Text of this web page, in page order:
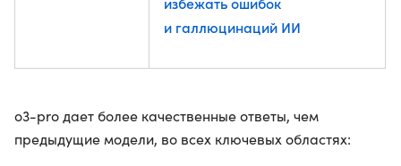
и галлюцинаций ИИ
o3-pro дает более качественные ответы, чем
предыдущие модели, во всех ключевых областях: